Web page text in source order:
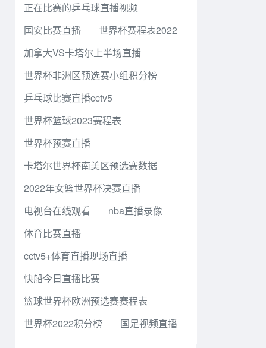
正在比赛的乒乓球直播视频
国安比赛直播
世界杯赛程表2022
加拿大VS卡塔尔上半场直播
世界杯非洲区预选赛小组积分榜
乒乓球比赛直播cctv5
世界杯篮球2023赛程表
世界杯预赛直播
卡塔尔世界杯南美区预选赛数据
2022年女篮世界杯决赛直播
电视台在线观看
nba直播录像
体育比赛直播
cctv5+体育直播现场直播
快船今日直播比赛
篮球世界杯欧洲预选赛赛程表
世界杯2022积分榜
国足视频直播